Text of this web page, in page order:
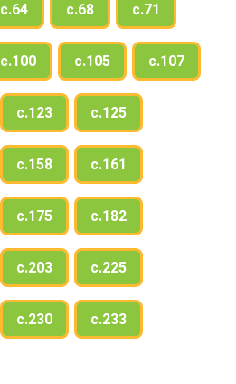
с.64 с.68 с.71
с.100 с.105 с.107
с.123 с.125
с.158 с.161
с.175 с.182
с.203 с.225
с.230 с.233